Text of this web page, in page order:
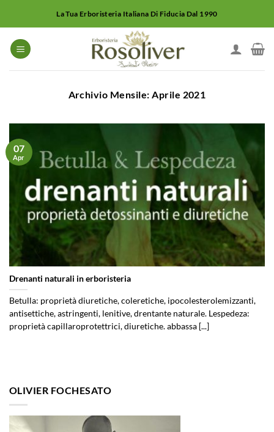
contenuti
La Tua Erboristeria Italiana Di Fiducia Dal 1990
Archivio Mensile:Aprile 2021
Drenanti naturali in erboristeria
Betulla: proprietà diuretiche, coleretiche, ipocolesterolemizzanti,
antisettiche, astringenti, lenitive, drentante naturale​. Lespedeza:
proprietà capillaroprotettrici, diuretiche. abbassa [...]
07
Apr
OLIVIER FOCHESATO